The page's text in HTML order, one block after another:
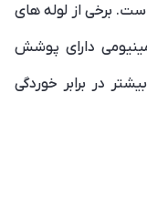
برخی از لوله های
دارای پوشش
در برابر خوردگی